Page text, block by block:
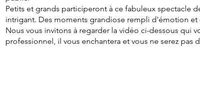
Petits et grands participeront à ce fabuleux spectacle
intrigant. Des moments grandiose rempli d'émotion
Nous vous invitons à regarder la vidéo ci-dessous qui
professionnel, il vous enchantera et vous ne serez pas